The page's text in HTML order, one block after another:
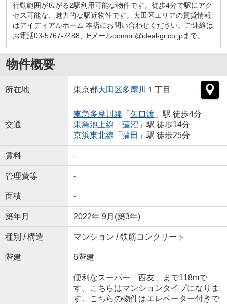
行動範囲が広がる2駅利用可能な物件です。徒歩4分で駅にアク
セス可能な、魅力的な駅近物件です。大田区エリアの賃貸情報
はアイディアルホーム 本店にお問い合わせください。ご連絡は
お電話03-5767-7488、Eメールoomori@ideal-gr.co.jpまで。
物件概要
所在地 東京都大田区多摩川 １丁目
交通
東急多摩川線 「 矢口渡」駅 徒歩4分
東急池上線 「 蓮沼 」駅 徒歩14分
京浜東北線 「 蒲田 」駅 徒歩25分
賃料 -
管理費等 -
面積 -
築年月 2022年 9月(築3年)
種別 / 構造 マンション / 鉄筋コンクリート
階建 6階建
便利なスーパー「西友」まで118mで
す。こちらはマンションタイプになりま
す。こちらの物件はエレベーター付きで